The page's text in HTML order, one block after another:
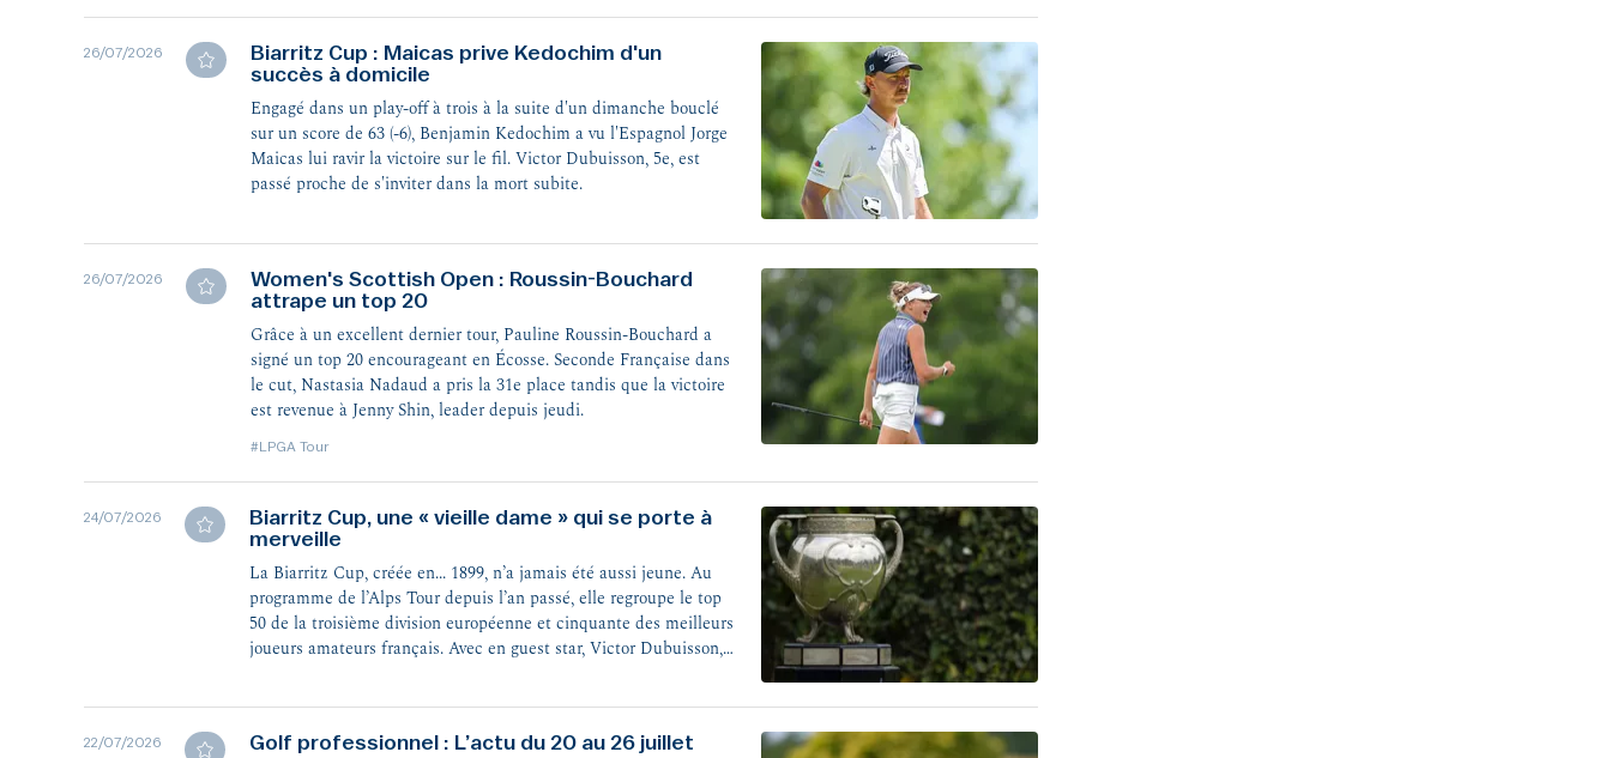
26/07/2026
Biarritz Cup : Maicas prive Kedochim d'un
succès à domicile
Engagé dans un play-off à trois à la suite d'un dimanche bouclé
sur un score de 63 (-6), Benjamin Kedochim a vu l'Espagnol Jorge
Maicas lui ravir la victoire sur le fil. Victor Dubuisson, 5e, est
passé proche de s'inviter dans la mort subite.
26/07/2026
Women's Scottish Open : Roussin-Bouchard
attrape un top 20
Grâce à un excellent dernier tour, Pauline Roussin-Bouchard a
signé un top 20 encourageant en Écosse. Seconde Française dans
le cut, Nastasia Nadaud a pris la 31e place tandis que la victoire
est revenue à Jenny Shin, leader depuis jeudi.
#LPGA Tour
24/07/2026
Biarritz Cup, une « vieille dame » qui se porte à
merveille
La Biarritz Cup, créée en... 1899, n’a jamais été aussi jeune. Au
programme de l’Alps Tour depuis l’an passé, elle regroupe le top
50 de la troisième division européenne et cinquante des meilleurs
joueurs amateurs français. Avec en guest star, Victor Dubuisson,
22/07/2026 Golf professionnel : L’actu du 20 au 26 juillet